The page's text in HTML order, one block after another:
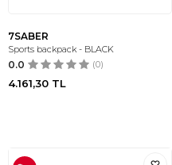
7SABER
Sports backpack - BLACK
0.0 (0)
4.161,30 TL